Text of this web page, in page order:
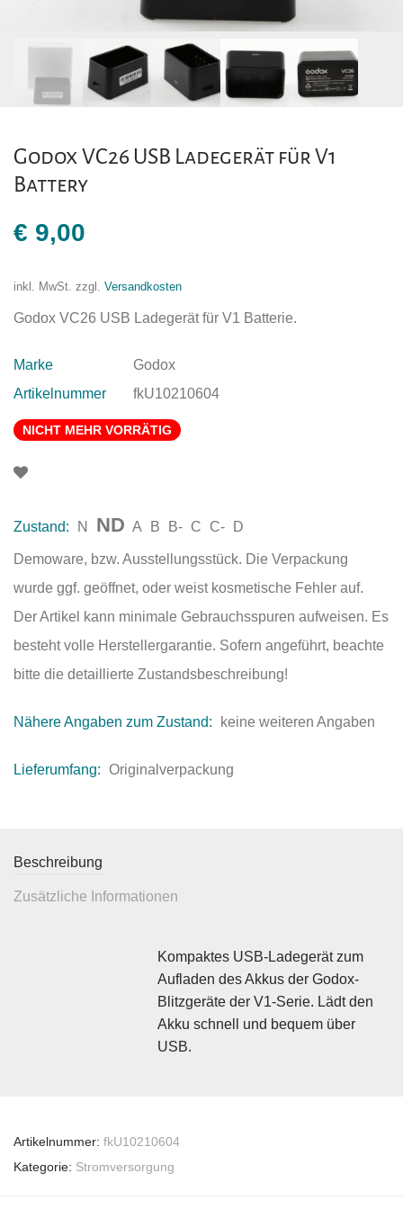
Godox VC26 USB Ladegerät für V1
Battery
€ 9,00
inkl. MwSt. zzgl. Versandkosten
Godox VC26 USB Ladegerät für V1 Batterie.
Marke
Godox
Artikelnummer
fkU10210604
NICHT MEHR VORRÄTIG
Zustand: N ND A B B- C C- D
Demoware, bzw. Ausstellungsstück. Die Verpackung
wurde ggf. geöffnet, oder weist kosmetische Fehler auf.
Der Artikel kann minimale Gebrauchsspuren aufweisen. Es
besteht volle Herstellergarantie. Sofern angeführt, beachte
bitte die detaillierte Zustandsbeschreibung!
Nähere Angaben zum Zustand: keine weiteren Angaben
Lieferumfang: Originalverpackung
Beschreibung
Zusätzliche Informationen
Kompaktes USB-Ladegerät zum
Aufladen des Akkus der Godox-
Blitzgeräte der V1-Serie. Lädt den
Akku schnell und bequem über
USB.
Artikelnummer: fkU10210604
Kategorie: Stromversorgung